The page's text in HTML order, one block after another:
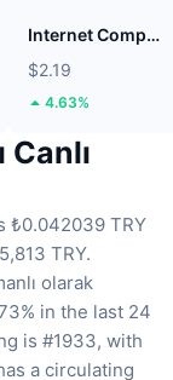
Internet Computer
$2.19
4.63%
₺0.042039 TRY
TRY.
olarak
in the last 24
is #1933, with
a circulating